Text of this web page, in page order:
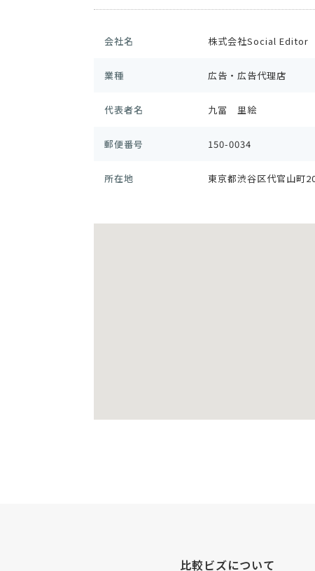
会社名 株式会社Social Editor
業種 広告・広告代理店
代表者名 九冨 里絵
郵便番号 150-0034
所在地 東京都渋谷区代官山
比較ビズについて